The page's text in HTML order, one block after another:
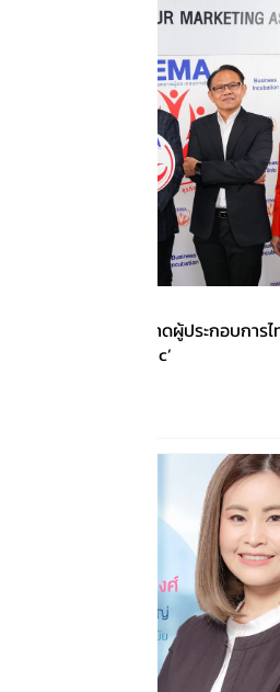
!!!เปิดตัว ‘สมาคมการตลาดผู้ประกอบการไ
ชูโมเดล ‘Business Clinic’